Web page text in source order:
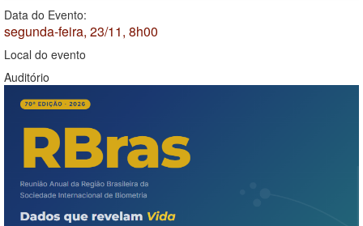
Data do Evento:
segunda-feira, 23/11, 8h00
Local do evento
Auditório